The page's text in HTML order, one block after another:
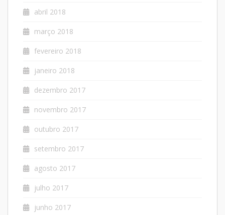
abril 2018
março 2018
fevereiro 2018
janeiro 2018
dezembro 2017
novembro 2017
outubro 2017
setembro 2017
agosto 2017
julho 2017
junho 2017